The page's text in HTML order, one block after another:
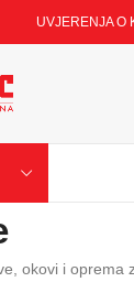
UVJERENJA O
okovi i oprema